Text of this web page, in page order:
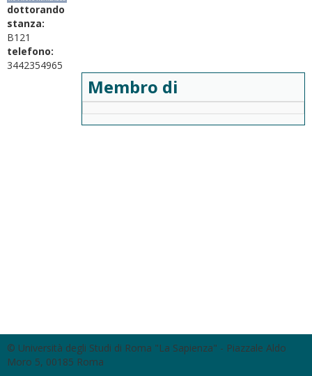
dottorando
stanza:
B121
telefono:
3442354965
Membro di
© Università degli Studi di Roma "La Sapienza" - Piazzale Aldo
Moro 5, 00185 Roma